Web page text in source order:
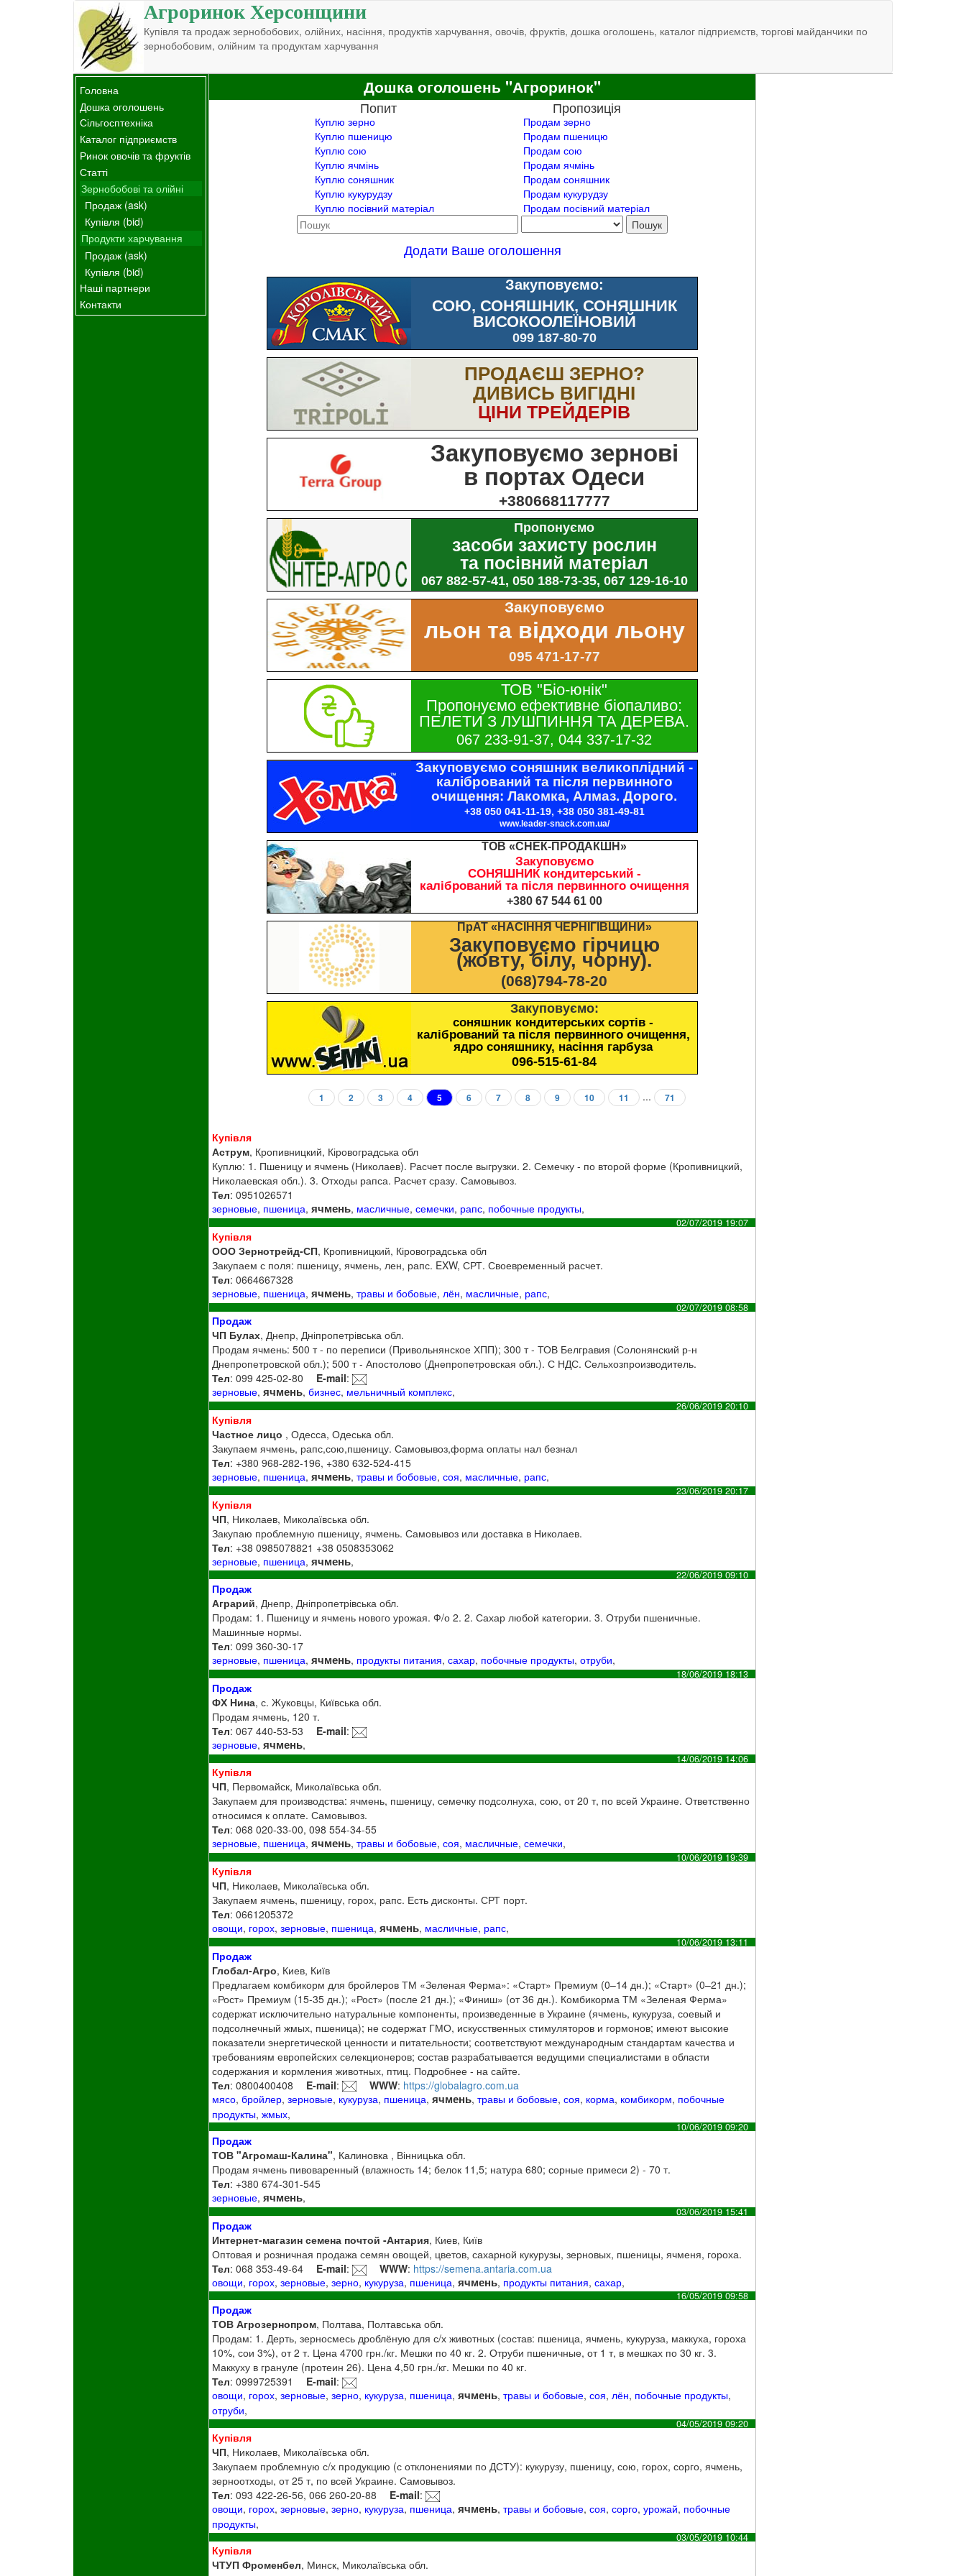
Агроринок Херсонщини
Купівля та продаж зернобобових, олійних, насіння, продуктів харчування, овочів, фруктів, дошка оголошень, каталог підприємств, торгові майданчики по
зернобобовим, олійним та продуктам харчування
Головна
Дошка оголошень
Сільгосптехніка
Каталог підприємств
Ринок овочів та фруктів
Статті
Зернобобові та олійні
Продаж (ask)
Купівля (bid)
Продукти харчування
Продаж (ask)
Купівля (bid)
Наші партнери
Контакти
Дошка оголошень "Агроринок"
Попит
Куплю зерно
Куплю пшеницю
Куплю сою
Куплю ячмінь
Куплю соняшник
Куплю кукурудзу
Куплю посівний матеріал
Пропозиція
Продам зерно
Продам пшеницю
Продам сою
Продам ячмінь
Продам соняшник
Продам кукурудзу
Продам посівний матеріал
Додати Ваше оголошення
Закуповуємо:
СОЮ, СОНЯШНИК, СОНЯШНИК
ВИСОКООЛЕЇНОВИЙ
099 187-80-70
ПРОДАЄШ ЗЕРНО?
ДИВИСЬ ВИГІДНІ
ЦІНИ ТРЕЙДЕРІВ
Закуповуємо зернові
в портах Одеси
+380668117777
Пропонуємо
засоби захисту рослин
та посівний матеріал
067 882-57-41, 050 188-73-35, 067 129-16-10
Закуповуємо
льон та відходи льону
095 471-17-77
ТОВ "Біо-юнік"
Пропонуємо ефективне біопаливо:
ПЕЛЕТИ З ЛУШПИННЯ ТА ДЕРЕВА.
067 233-91-37, 044 337-17-32
Закуповуємо соняшник великоплідний -
калібрований та після первинного
очищення: Лакомка, Алмаз. Дорого.
+38 050 041-11-19, +38 050 381-49-81
www.leader-snack.com.ua/
ТОВ «СНЕК-ПРОДАКШН»
Закуповуємо
СОНЯШНИК кондитерський -
калібрований та після первинного очищення
+380 67 544 61 00
ПрАТ «НАСІННЯ ЧЕРНІГІВЩИНИ»
Закуповуємо гірчицю
(жовту, білу, чорну).
(068)794-78-20
Закуповуємо:
соняшник кондитерських сортів -
калібрований та після первинного очищення,
ядро соняшнику, насіння гарбуза
096-515-61-84
1 2 3 4 5 6 7 8 9 10 11 ... 71
Купівля
Аструм, Кропивницкий, Кіровоградська обл
Куплю: 1. Пшеницу и ячмень (Николаев). Расчет после выгрузки. 2. Семечку - по второй форме (Кропивницкий,
Николаевская обл.). 3. Отходы рапса. Расчет сразу. Самовывоз.
Тел: 0951026571
зерновые, пшеница,ячмень, масличные,семечки, рапс, побочные продукты,
02/07/2019 19:07
Купівля
ООО Зернотрейд-СП, Кропивницкий, Кіровоградська обл
Закупаем с поля: пшеницу, ячмень, лен, рапс. EXW, СРТ. Своевременный расчет.
Тел: 0664667328
зерновые, пшеница,ячмень,травы и бобовые, лён, масличные, рапс,
02/07/2019 08:58
Продаж
ЧП Булах, Днепр, Дніпропетрівська обл.
Продам ячмень: 500 т - по переписи (Привольнянское ХПП); 300 т - ТОВ Белгравия (Солонянский р-н
Днепропетровской обл.); 500 т - Апостолово (Днепропетровская обл.). С НДС. Сельхозпроизводитель.
Тел: 099 425-02-80 E-mail:
зерновые,ячмень,бизнес, мельничный комплекс,
26/06/2019 20:10
Купівля
Частное лицо , Одесса, Одеська обл.
Закупаем ячмень, рапс,сою,пшеницу. Самовывоз,форма оплаты нал безнал
Тел: +380 968-282-196, +380 632-524-415
зерновые, пшеница,ячмень,травы и бобовые,соя, масличные, рапс,
23/06/2019 20:17
Купівля
ЧП, Николаев, Миколаївська обл.
Закупаю проблемную пшеницу, ячмень. Самовывоз или доставка в Николаев.
Тел: +38 0985078821 +38 0508353062
зерновые, пшеница,ячмень,
22/06/2019 09:10
Продаж
Аграрий, Днепр, Дніпропетрівська обл.
Продам: 1. Пшеницу и ячмень нового урожая. Ф/о 2. 2. Сахар любой категории. 3. Отруби пшеничные.
Машинные нормы.
Тел: 099 360-30-17
зерновые, пшеница,ячмень, продукты питания,сахар, побочные продукты,отруби,
18/06/2019 18:13
Продаж
ФХ Нина, с. Жуковцы, Київська обл.
Продам ячмень, 120 т.
Тел: 067 440-53-53 E-mail:
зерновые,ячмень,
14/06/2019 14:06
Купівля
ЧП, Первомайск, Миколаївська обл.
Закупаем для производства: ячмень, пшеницу, семечку подсолнуха, сою, от 20 т, по всей Украине. Ответственно
относимся к оплате. Самовывоз.
Тел: 068 020-33-00, 098 554-34-55
зерновые, пшеница,ячмень,травы и бобовые,соя, масличные,семечки,
10/06/2019 19:39
Купівля
ЧП, Николаев, Миколаївська обл.
Закупаем ячмень, пшеницу, горох, рапс. Есть дисконты. СРТ порт.
Тел: 0661205372
овощи, горох,зерновые, пшеница,ячмень, масличные, рапс,
10/06/2019 13:11
Продаж
Глобал-Агро, Киев, Київ
Предлагаем комбикорм для бройлеров ТМ «Зеленая Ферма»: «Старт» Премиум (0–14 дн.); «Старт» (0–21 дн.);
«Рост» Премиум (15-35 дн.); «Рост» (после 21 дн.); «Финиш» (от 36 дн.). Комбикорма ТМ «Зеленая Ферма»
содержат исключительно натуральные компоненты, произведенные в Украине (ячмень, кукуруза, соевый и
подсолнечный жмых, пшеница); не содержат ГМО, искусственных стимуляторов и гормонов; имеют высокие
показатели энергетической ценности и питательности; соответствуют международным стандартам качества и
требованиям европейских селекционеров; состав разрабатывается ведущими специалистами в области
содержания и кормления животных, птиц. Подробнее - на сайте.
Тел: 0800400408 E-mail: WWW: https://globalagro.com.ua
мясо,бройлер,зерновые, кукуруза, пшеница,ячмень,травы и бобовые,соя, корма, комбикорм, побочные
продукты,жмых,
10/06/2019 09:20
Продаж
ТОВ "Агромаш-Калина", Калиновка , Вінницька обл.
Продам ячмень пивоваренный (влажность 14; белок 11,5; натура 680; сорные примеси 2) - 70 т.
Тел: +380 674-301-545
зерновые,ячмень,
03/06/2019 15:41
Продаж
Интернет-магазин семена почтой -Антария, Киев, Київ
Оптовая и розничная продажа семян овощей, цветов, сахарной кукурузы, зерновых, пшеницы, ячменя, гороха.
Тел: 068 353-49-64 E-mail: WWW: https://semena.antaria.com.ua
овощи, горох,зерновые,зерно, кукуруза, пшеница,ячмень, продукты питания,сахар,
16/05/2019 09:58
Продаж
ТОВ Агрозернопром, Полтава, Полтавська обл.
Продам: 1. Дерть, зерносмесь дроблёную для с/х животных (состав: пшеница, ячмень, кукуруза, маккуха, гороха
10%, сои 3%), от 2 т. Цена 4700 грн./кг. Мешки по 40 кг. 2. Отруби пшеничные, от 1 т, в мешках по 30 кг. 3.
Маккуху в грануле (протеин 26). Цена 4,50 грн./кг. Мешки по 40 кг.
Тел: 0999725391 E-mail:
овощи, горох,зерновые,зерно, кукуруза, пшеница,ячмень,травы и бобовые,соя,лён, побочные продукты,
отруби,
04/05/2019 09:20
Купівля
ЧП, Николаев, Миколаївська обл.
Закупаем проблемную с/х продукцию (с отклонениями по ДСТУ): кукурузу, пшеницу, сою, горох, сорго, ячмень,
зерноотходы, от 25 т, по всей Украине. Самовывоз.
Тел: 093 422-26-56, 066 260-20-88 E-mail:
овощи, горох,зерновые,зерно, кукуруза, пшеница,ячмень,травы и бобовые,соя,сорго,урожай, побочные
продукты,
03/05/2019 10:44
Купівля
ЧТУП Фроменбел, Минск, Миколаївська обл.